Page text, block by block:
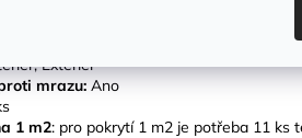
Exteriér
mrazu: Ano
1 m2: pro pokrytí 1 m2 je potřeba 11 ks